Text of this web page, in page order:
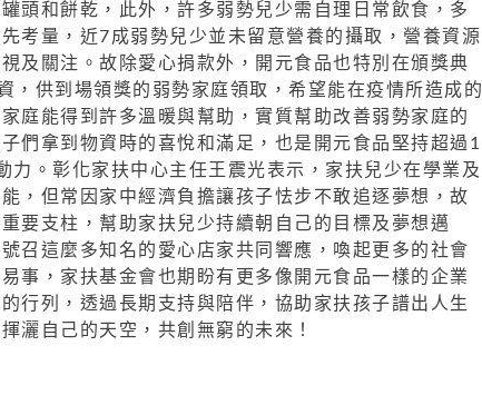
頭和餅乾，此外，許多弱勢兒少需自理日常飲食，多
考量，近7成弱勢兒少並未留意營養的攝取，營養資源
及關注。故除愛心捐款外，開元食品也特別在頒獎典
，供到場領獎的弱勢家庭領取，希望能在疫情所造成的
庭能得到許多溫暖與幫助，實質幫助改善弱勢家庭的
們拿到物資時的喜悅和滿足，也是開元食品堅持超過1
力。彰化家扶中心主任王震光表示，家扶兒少在學業及
，但常因家中經濟負擔讓孩子怯步不敢追逐夢想，故
要支柱，幫助家扶兒少持續朝自己的目標及夢想邁
召這麼多知名的愛心店家共同響應，喚起更多的社會
事，家扶基金會也期盼有更多像開元食品一樣的企業
行列，透過長期支持與陪伴，協助家扶孩子譜出人生
灑自己的天空，共創無窮的未來！